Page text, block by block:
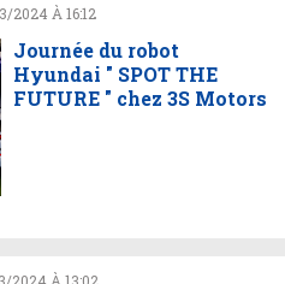
2024 À 16:12
Journée du robot
Hyundai " SPOT THE
FUTURE " chez 3S Motors